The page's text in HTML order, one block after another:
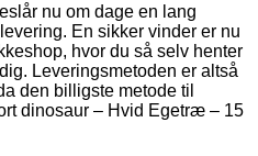
nu om dage en lang
En sikker vinder er nu
hvor du så selv henter
Leveringsmetoden er altså
den billigste metode til
dinosaur – Hvid Egetræ – 15